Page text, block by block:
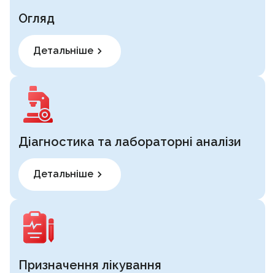
Огляд
Детальніше
Діагностика та лабораторні аналізи
Детальніше
Призначення лікування